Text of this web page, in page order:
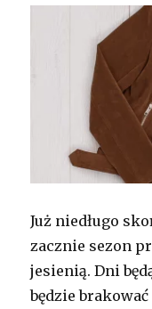
Już niedługo
zacznie sezon
jesienią. Dni
będzie